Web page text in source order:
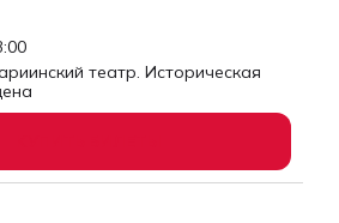
театр. Историческая